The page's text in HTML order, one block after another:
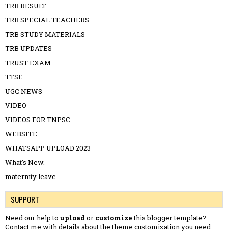
TRB RESULT
TRB SPECIAL TEACHERS
TRB STUDY MATERIALS
TRB UPDATES
TRUST EXAM
TTSE
UGC NEWS
VIDEO
VIDEOS FOR TNPSC
WEBSITE
WHATSAPP UPLOAD 2023
What's New.
maternity leave
SUPPORT
Need our help to upload or customizethis blogger template?
Contact me with details about the theme customization you need.